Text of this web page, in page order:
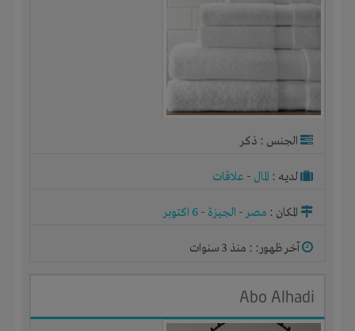
الجنس : ذكر
لديـه : المال - علاقات
المكان : مصر- الجيزة - 6 اكتوبر
آخر ظهور: : منذ 3 سنوات
Abo Alhadi